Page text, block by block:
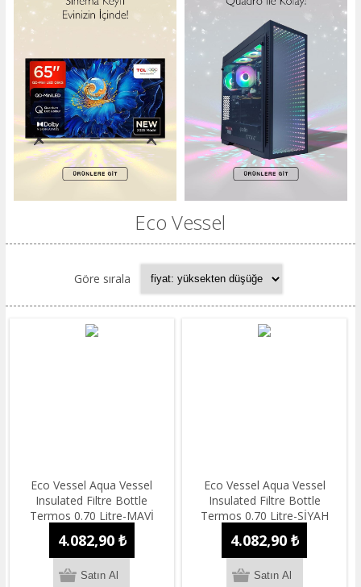
Eco Vessel
Göre sırala
Eco Vessel Aqua Vessel
Insulated Filtre Bottle
Termos 0.70 Litre-MAVİ
4.082,90 ₺
Eco Vessel Aqua Vessel
Insulated Filtre Bottle
Termos 0.70 Litre-SİYAH
4.082,90 ₺